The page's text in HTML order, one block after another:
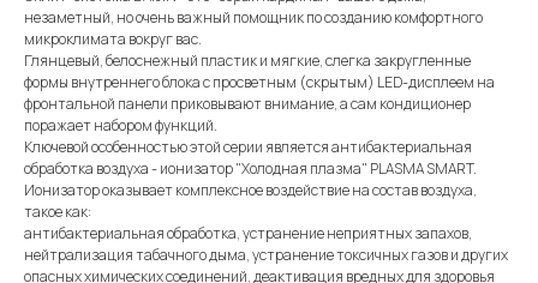
незаметный, но очень важный помощник по созданию комфортного
микроклимата вокруг вас.
Глянцевый, белоснежный пластик и мягкие, слегка закругленные
формы внутреннего блока с просветным (скрытым) LED-дисплеем на
фронтальной панели приковывают внимание, а сам кондиционер
поражает набором функций.
Ключевой особенностью этой серии является антибактериальная
обработка воздуха - ионизатор "Холодная плазма" PLASMA SMART.
Ионизатор оказывает комплексное воздействие на состав воздуха,
такое как:
антибактериальная обработка, устранение неприятных запахов,
нейтрализация табачного дыма, устранение токсичных газов и других
опасных химических соединений, деактивация вредных для здоровья